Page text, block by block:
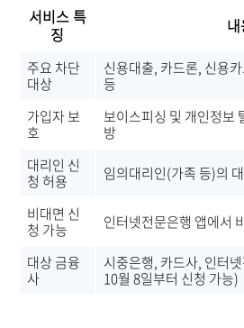
서비스 특
징
주요 차단
대상
신용대출, 카드론, 신용
등
가입자 보
호
보이스피싱 및 개인정보
방
대리인 신
청 허용
임의대리인(가족 등)의
비대면 신
청 가능
인터넷전문은행 앱에서
대상 금융
사
시중은행, 카드사, 인터
10월 8일부터 신청 가능)